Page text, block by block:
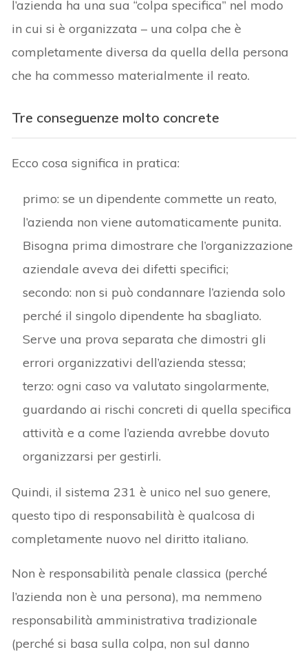
l’azienda ha una sua “colpa specifica” nel modo
in cui si è organizzata – una colpa che è
completamente diversa da quella della persona
che ha commesso materialmente il reato.
Tre conseguenze molto concrete
Ecco cosa significa in pratica:
primo: se un dipendente commette un reato,
l’azienda non viene automaticamente punita.
Bisogna prima dimostrare che l’organizzazione
aziendale aveva dei difetti specifici;
secondo: non si può condannare l’azienda solo
perché il singolo dipendente ha sbagliato.
Serve una prova separata che dimostri gli
errori organizzativi dell’azienda stessa;
terzo: ogni caso va valutato singolarmente,
guardando ai rischi concreti di quella specifica
attività e a come l’azienda avrebbe dovuto
organizzarsi per gestirli.
Quindi, il sistema 231 è unico nel suo genere,
questo tipo di responsabilità è qualcosa di
completamente nuovo nel diritto italiano.
Non è responsabilità penale classica (perché
l’azienda non è una persona), ma nemmeno
responsabilità amministrativa tradizionale
(perché si basa sulla colpa, non sul danno